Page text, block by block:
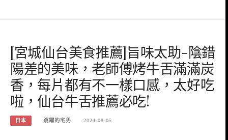
[宮城仙台美食推薦]旨味太助-陰錯
陽差的美味，老師傅烤牛舌滿滿炭
香，每片都有不一樣口感，太好吃
啦，仙台牛舌推薦必吃!
日本 跳躍的宅男 2024-08-05